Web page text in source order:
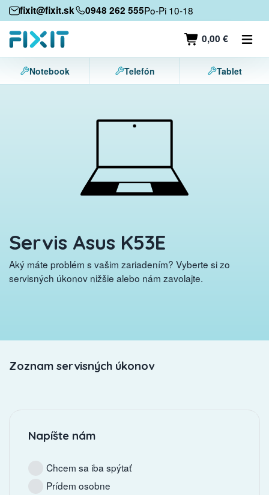
fixit@fixit.sk 0948 262 555Po-Pi 10-18
0,00 €
Mobilné zariadenia
Mobilné telefóny
Tablety
Notebook Telefón Tablet
Servis Asus K53E
Aký máte problém s vašim zariadením? Vyberte si zo
servisných úkonov nižšie alebo nám zavolajte.
Zoznam servisných úkonov
Napíšte nám
Chcem sa iba spýtať
Prídem osobne